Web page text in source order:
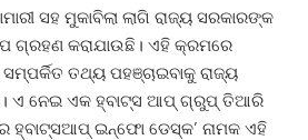
ସହ ମୁକାବିଲା ଲାଗି ରାଜ୍ୟ ସରକାରଙ୍କ
ଗ୍ରହଣ କରାଯାଉଛି। ଏହି କ୍ରମରେ
ତଥ୍ୟ ପହଞ୍ଚାଇବାକୁ ରାଜ୍ୟ
ଏ ନେଇ ଏକ ହ୍ବାଟ୍‌ସ ଆପ୍‌ ଗ୍ରୁପ୍‌ ତିଆରି
ହ୍ବାଟ୍‌ସଆପ୍‌ ଇନ୍‌ଫୋ ଡେସ୍କ’ ନାମକ ଏହି